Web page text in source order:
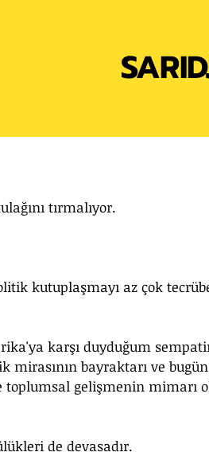
tırmalıyor.
kutuplaşmayı az çok
karşı duyduğum
mirasının bayraktarı ve
toplumsal gelişmenin mimarı
de devasadır.